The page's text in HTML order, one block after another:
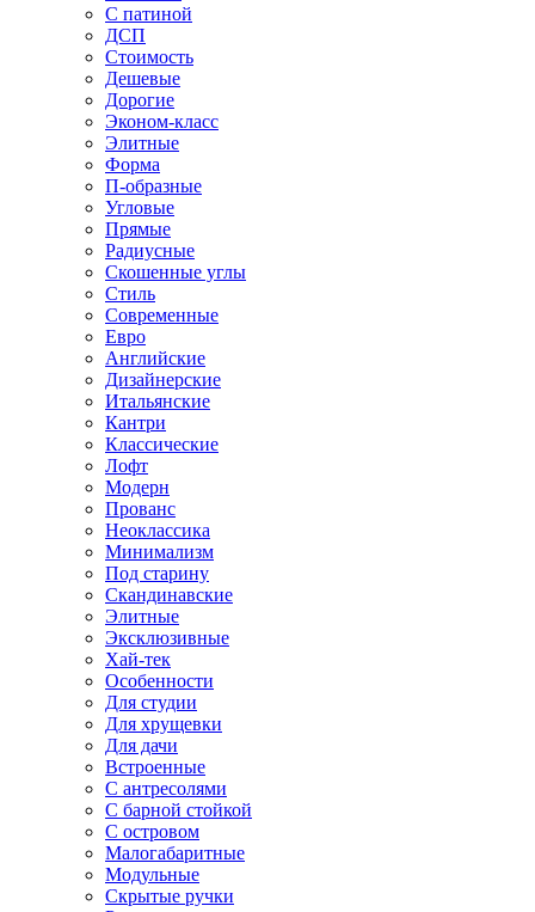
С патиной
ДСП
Стоимость
Дешевые
Дорогие
Эконом-класс
Элитные
Форма
П-образные
Угловые
Прямые
Радиусные
Скошенные углы
Стиль
Современные
Евро
Английские
Дизайнерские
Итальянские
Кантри
Классические
Лофт
Модерн
Прованс
Неоклассика
Минимализм
Под старину
Скандинавские
Элитные
Эксклюзивные
Хай-тек
Особенности
Для студии
Для хрущевки
Для дачи
Встроенные
С антресолями
С барной стойкой
С островом
Малогабаритные
Модульные
Скрытые ручки